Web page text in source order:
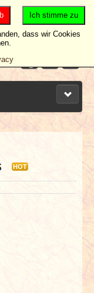
HOT
Ich stimme zu
dass wir Cookies